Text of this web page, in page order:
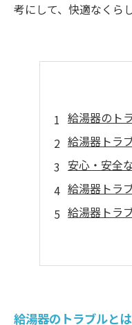
考にして、快適なくら
給湯器のト
給湯器トラ
安心・安全
給湯器トラ
給湯器トラ
給湯器のトラブルと